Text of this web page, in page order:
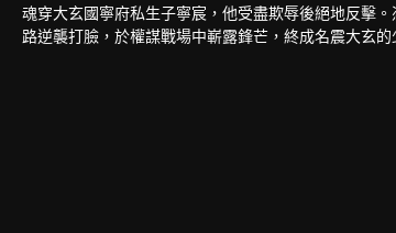
魂穿大玄國寧府私生子寧宸，他受盡欺辱後絕地反擊
路逆襲打臉，於權謀戰場中嶄露鋒芒，終成名震大玄的